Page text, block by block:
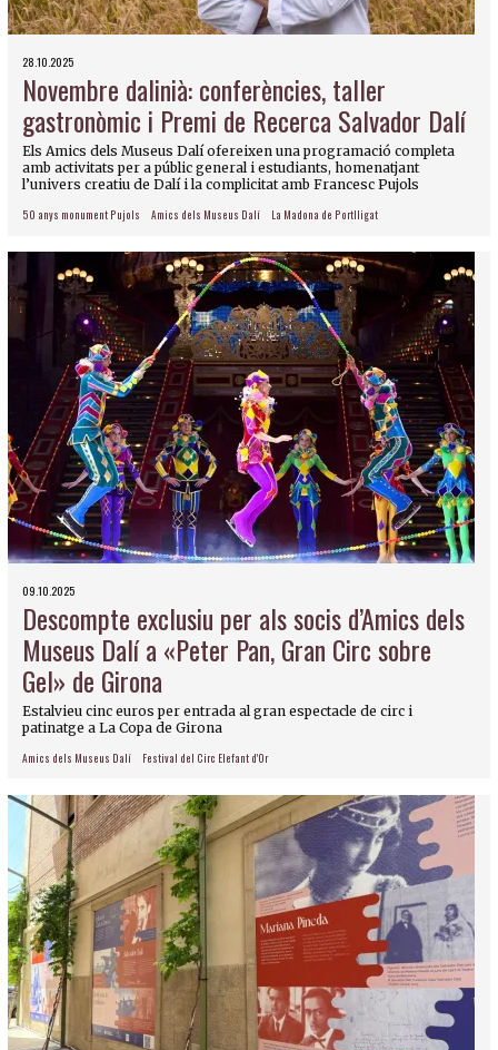
28.10.2025
Novembre dalinià: conferències, taller
gastronòmic i Premi de Recerca Salvador Dalí
Els Amics dels Museus Dalí ofereixen una programació completa
amb activitats per a públic general i estudiants, homenatjant
l’univers creatiu de Dalí i la complicitat amb Francesc Pujols
50 anys monument Pujols Amics dels Museus Dalí La Madona de Portlligat
09.10.2025
Descompte exclusiu per als socis d’Amics dels
Museus Dalí a «Peter Pan, Gran Circ sobre
Gel» de Girona
Estalvieu cinc euros per entrada al gran espectacle de circ i
patinatge a La Copa de Girona
Amics dels Museus Dalí Festival del Circ Elefant d'Or